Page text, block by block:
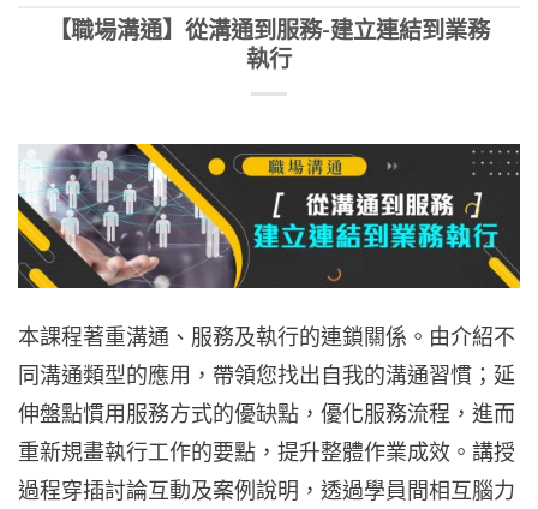
【職場溝通】從溝通到服務-建立連結到業務
執行
本課程著重溝通、服務及執行的連鎖關係。由介紹不
同溝通類型的應用，帶領您找出自我的溝通習慣；延
伸盤點慣用服務方式的優缺點，優化服務流程，進而
重新規畫執行工作的要點，提升整體作業成效。講授
過程穿插討論互動及案例說明，透過學員間相互腦力